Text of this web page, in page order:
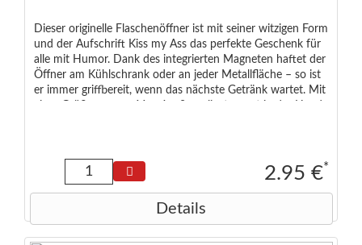
Dieser originelle Flaschenöffner ist mit seiner witzigen Form
und der Aufschrift Kiss my Ass das perfekte Geschenk für
alle mit Humor. Dank des integrierten Magneten haftet der
Öffner am Kühlschrank oder an jeder Metallfläche – so ist
er immer griffbereit, wenn das nächste Getränk wartet. Mit
2.95 €*
Details